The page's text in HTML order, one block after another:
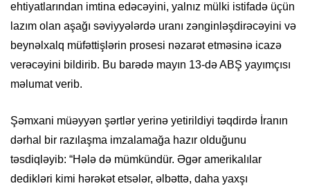
ehtiyatlarından imtina edəcəyini, yalnız mülki istifadə üçün
lazım olan aşağı səviyyələrdə uranı zənginləşdirəcəyini və
beynəlxalq müfəttişlərin prosesi nəzarət etməsinə icazə
verəcəyini bildirib. Bu barədə mayın 13-də ABŞ yayımçısı
məlumat verib.
Şəmxani müəyyən şərtlər yerinə yetirildiyi təqdirdə İranın
dərhal bir razılaşma imzalamağa hazır olduğunu
təsdiqləyib: “Hələ də mümkündür. Əgər amerikalılar
dedikləri kimi hərəkət etsələr, əlbəttə, daha yaxşı